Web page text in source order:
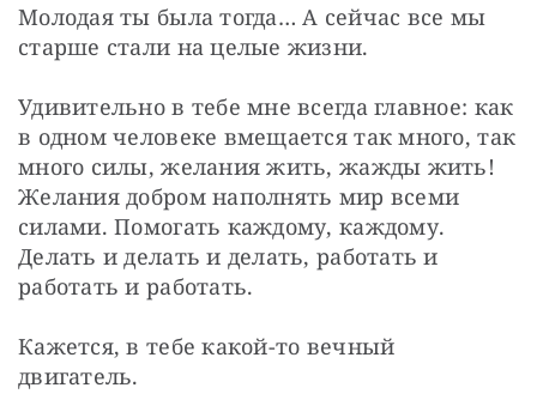
Молодая ты была тогда… А сейчас все мы
старше стали на целые жизни.
Удивительно в тебе мне всегда главное: как
в одном человеке вмещается так много, так
много силы, желания жить, жажды жить!
Желания добром наполнять мир всеми
силами. Помогать каждому, каждому.
Делать и делать и делать, работать и
работать и работать.
Кажется, в тебе какой-то вечный
двигатель.